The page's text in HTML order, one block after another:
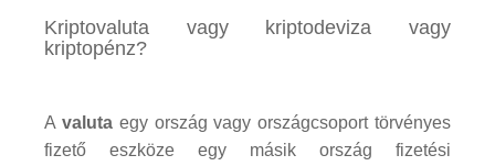
Kriptovaluta vagy kriptodeviza vagy
kriptopénz?
A valuta egy ország vagy országcsoport törvényes
fizető eszköze egy másik ország fizetési